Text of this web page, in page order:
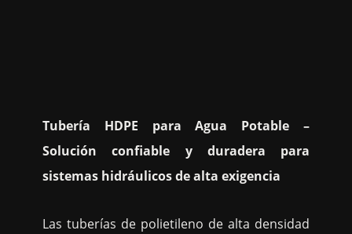
Tubería HDPE para Agua Potable –
Solución confiable y duradera para
sistemas hidráulicos de alta exigencia
Las tuberías de polietileno de alta densidad